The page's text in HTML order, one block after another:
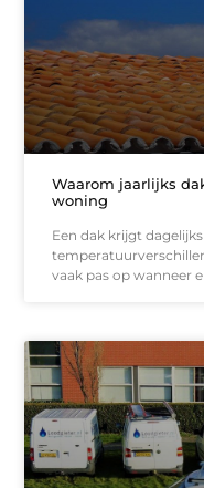
Waarom jaarlijks
woning
Een dak krijgt
vaak pas op wanneer